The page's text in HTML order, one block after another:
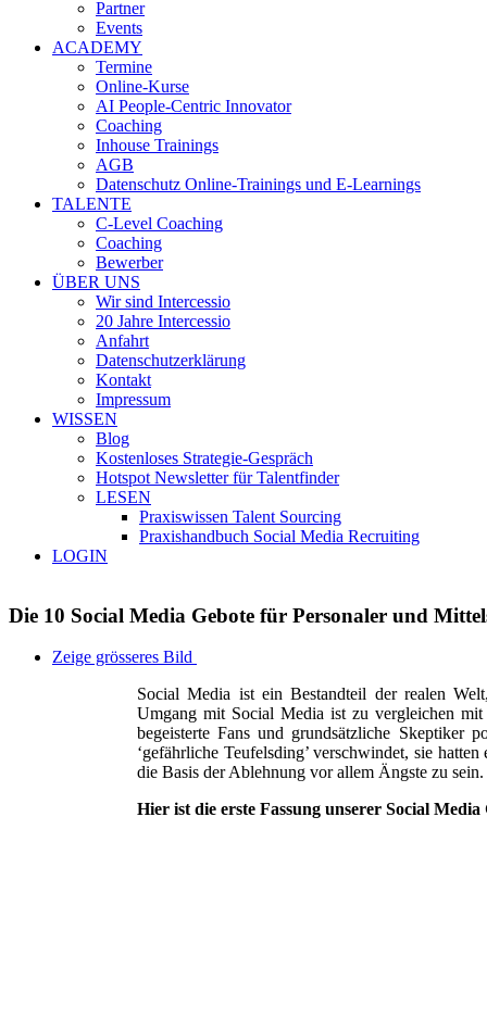
Partner
Events
ACADEMY
Termine
Online-Kurse
AI People-Centric Innovator
Coaching
Inhouse Trainings
AGB
Datenschutz Online-Trainings und E-Learnings
TALENTE
C-Level Coaching
Coaching
Bewerber
ÜBER UNS
Wir sind Intercessio
20 Jahre Intercessio
Anfahrt
Datenschutzerklärung
Kontakt
Impressum
WISSEN
Blog
Kostenloses Strategie-Gespräch
Hotspot Newsletter für Talentfinder
LESEN
Praxiswissen Talent Sourcing
Praxishandbuch Social Media Recruiting
LOGIN
Die 10 Social Media Gebote für Personaler und
Zeige grösseres Bild
Social Media ist ein Bestandteil der realen
Umgang mit Social Media ist zu vergleichen
begeisterte Fans und grundsätzliche Skeptiker
‘gefährliche Teufelsding’ verschwindet, sie
die Basis der Ablehnung vor allem Ängste zu sein.
Hier ist die erste Fassung unserer Social Media